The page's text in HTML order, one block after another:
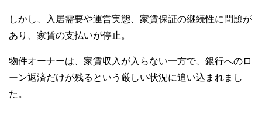
しかし、入居需要や運営実態、家賃保証の継続性に問題が
あり、家賃の支払いが停止。
物件オーナーは、家賃収入が入らない一方で、銀行へのロ
ーン返済だけが残るという厳しい状況に追い込まれまし
た。